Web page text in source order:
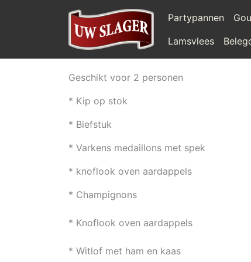
Partypannen
Lamsvlees
Geschikt voor 2 personen
* Kip op stok
* Biefstuk
* Varkens medaillons met spek
* knoflook oven aardappels
* Champignons
* Knoflook oven aardappels
* Witlof met ham en kaas